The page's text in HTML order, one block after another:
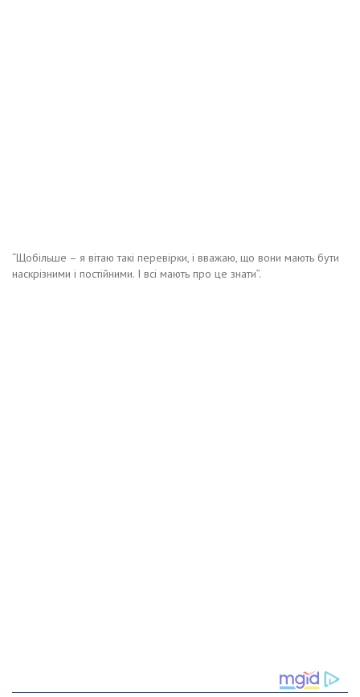
“Щобільше – я вітаю такі перевірки, і вважаю, що вони мають бути
наскрізними і постійними. І всі мають про це знати”.